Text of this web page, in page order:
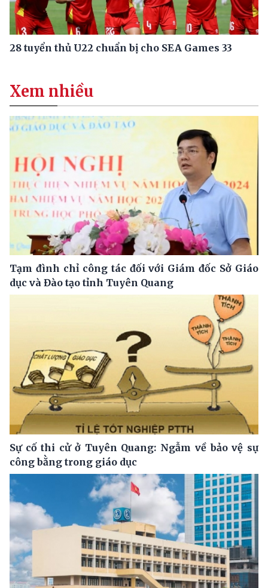
28 tuyển thủ U22 chuẩn bị cho SEA Games 33
Xem nhiều
Tạm đình chỉ công tác đối với Giám đốc Sở Giáo
dục và Đào tạo tỉnh Tuyên Quang
Sự cố thi cử ở Tuyên Quang: Ngẫm về bảo vệ sự
công bằng trong giáo dục